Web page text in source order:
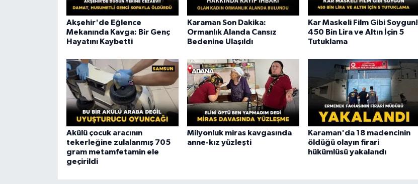
Akşehir'de Eğlence
Mekanında Kavga: Bir Genç
Hayatını Kaybetti
Karaman Son Dakika:
Ormanlık Alanda Cansız
Bedenine Ulaşıldı
Kar Maskeli Film Gibi Soygun!
450 Bin Lira ve Altın İçin 5
Tutuklama
Akülü çocuk aracının
tekerleğine zulalanmış 705
gram metamfetamin ele
geçirildi
Milyonluk miras kavgasında
anne-kız yüzleşti
Karaman'da 18 madencinin
öldüğü olayın firari
hükümlüsü yakalandı